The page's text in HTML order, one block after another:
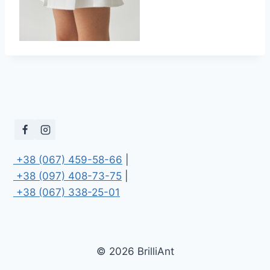
+38 (067) 459-58-66
+38 (097) 408-73-75
+38 (067) 338-25-01
© 2026 BrilliAnt